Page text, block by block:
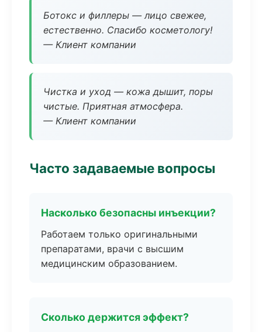
Ботокс и филлеры — лицо свежее,
естественно. Спасибо косметологу!
— Клиент компании
Чистка и уход — кожа дышит, поры
чистые. Приятная атмосфера.
— Клиент компании
Часто задаваемые вопросы
Насколько безопасны инъекции?
Работаем только оригинальными
препаратами, врачи с высшим
медицинским образованием.
Сколько держится эффект?